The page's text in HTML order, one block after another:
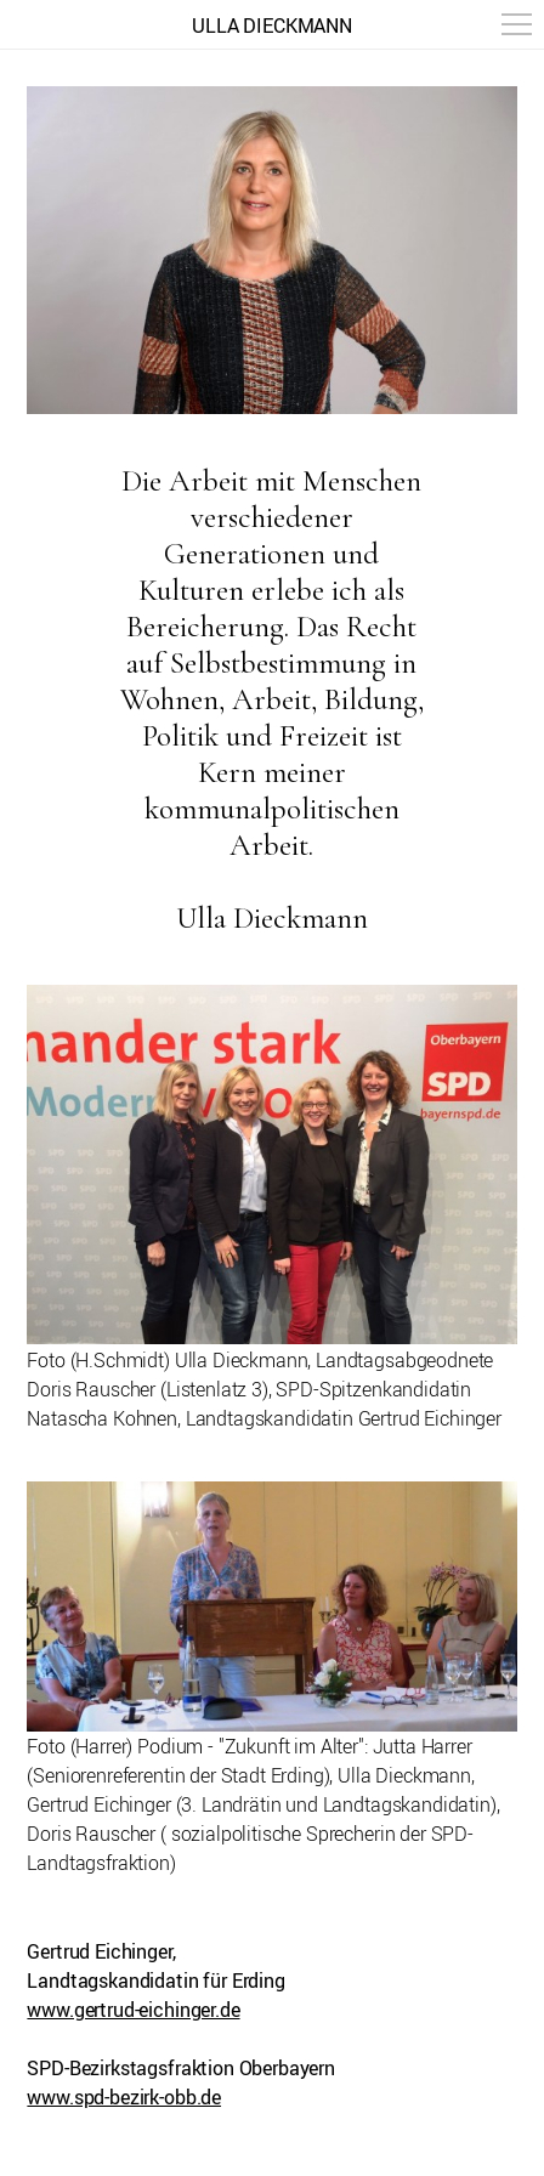
ULLA DIECKMANN
Die Arbeit mit Menschen
verschiedener
Generationen und
Kulturen erlebe ich als
Bereicherung. Das Recht
auf Selbstbestimmung in
Wohnen, Arbeit, Bildung,
Politik und Freizeit ist
Kern meiner
kommunalpolitischen
Arbeit.
Ulla Dieckmann
Foto (H.Schmidt) Ulla Dieckmann, Landtagsabgeodnete
Doris Rauscher (Listenlatz 3), SPD-Spitzenkandidatin
Natascha Kohnen, Landtagskandidatin Gertrud Eichinger
Foto (Harrer) Podium - "Zukunft im Alter": Jutta Harrer
(Seniorenreferentin der Stadt Erding), Ulla Dieckmann,
Gertrud Eichinger (3. Landrätin und Landtagskandidatin),
Doris Rauscher ( sozialpolitische Sprecherin der SPD-
Landtagsfraktion)
Gertrud Eichinger,
Landtagskandidatin für Erding
www.gertrud-eichinger.de
SPD-Bezirkstagsfraktion Oberbayern
www.spd-bezirk-obb.de